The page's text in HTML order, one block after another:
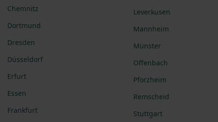
Chemnitz
Dortmund
Dresden
Düsseldorf
Erfurt
Essen
Frankfurt
Leverkusen
Mannheim
Münster
Offenbach
Pforzheim
Remscheid
Stuttgart